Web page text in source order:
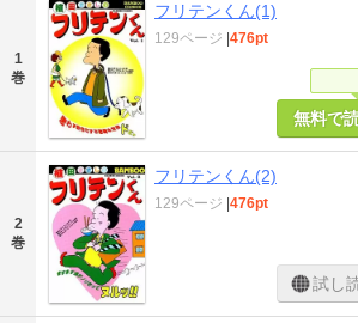
1
巻
フリテンくん(1)
129ページ 476pt
無料で
2
巻
フリテンくん(2)
129ページ 476pt
試し